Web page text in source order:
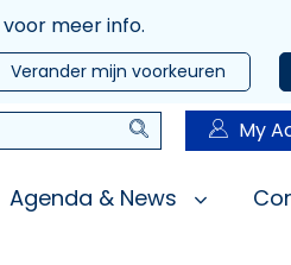
voor meer info.
Verander mijn voorkeuren
Zoeken My
Agenda & News